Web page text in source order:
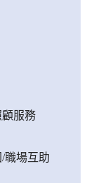
服務
職場互助